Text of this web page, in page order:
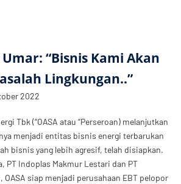
“Bisnis Kami Akan
Lingkungan..”
2022
Tbk (“OASA atau “Perseroan) melanjutkan
menjadi entitas bisnis energi terbarukan
bisnis yang lebih agresif, telah disiapkan.
PT Indoplas Makmur Lestari dan PT
OASA siap menjadi perusahaan EBT pelopor